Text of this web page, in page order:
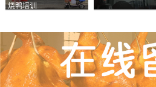
烧鸭培训